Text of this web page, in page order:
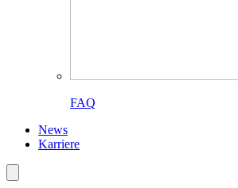
FAQ
News
Karriere